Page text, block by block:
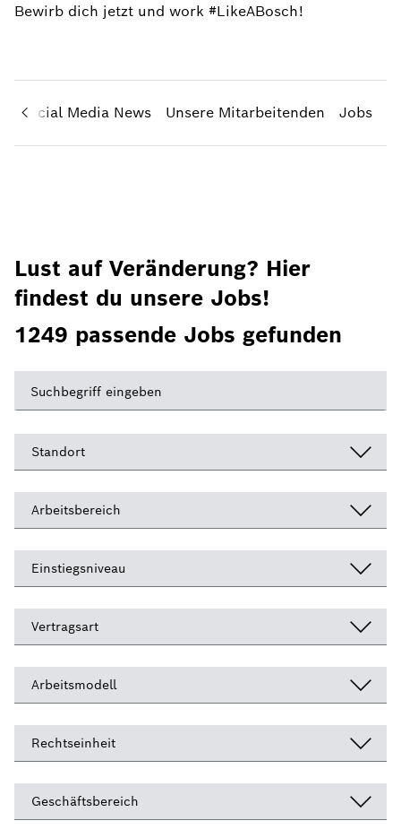
Bewirb dich jetzt und work #LikeABosch!
Social Media News Unsere Mitarbeitenden Jobs